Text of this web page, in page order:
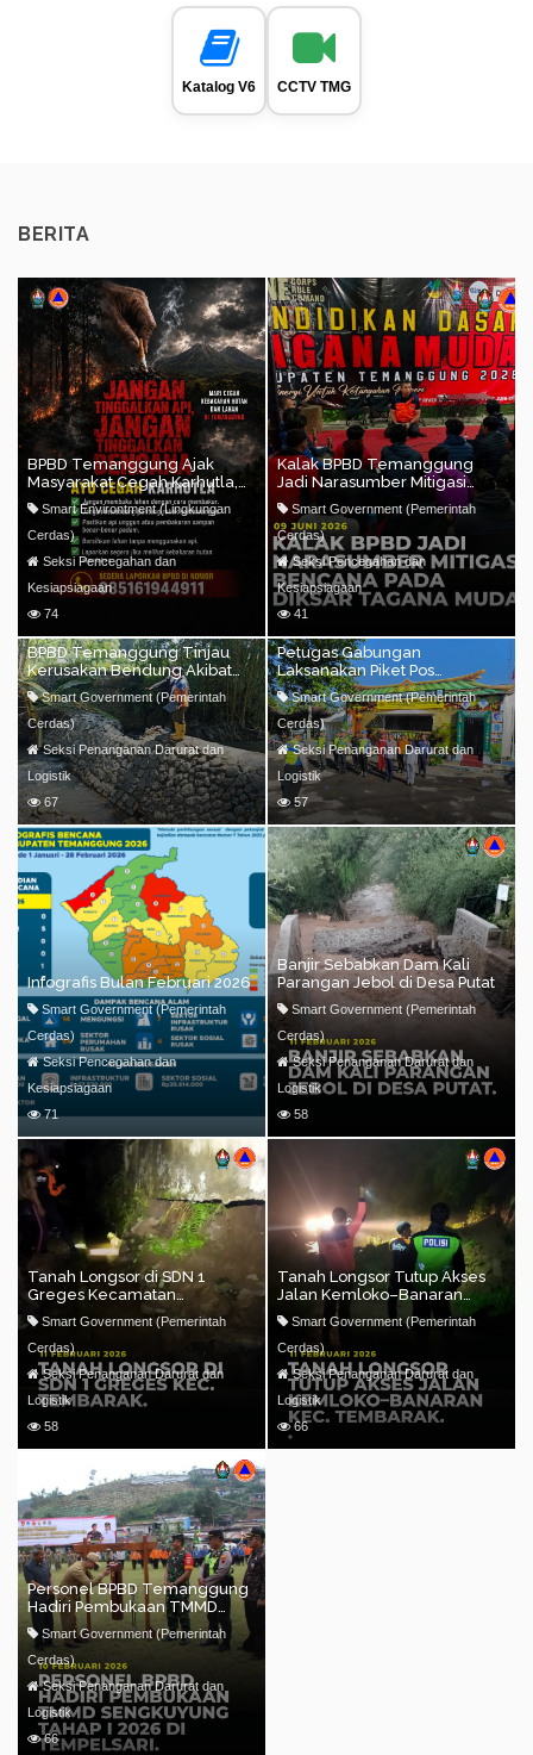
Katalog V6 CCTV TMG
BERITA
BPBD Temanggung Ajak
Masyarakat Cegah Karhutla,
Lindungi Hutan dan Sumber
Mata Air
Smart Environtment (Lingkungan
Cerdas)
Seksi Pencegahan dan
Kesiapsiagaan
74
Kalak BPBD Temanggung
Jadi Narasumber Mitigasi
Bencana pada Pendidikan
Dasar Tagana Muda
Smart Government (Pemerintah
Cerdas)
Seksi Pencegahan dan
Kesiapsiagaan
41
BPBD Temanggung Tinjau
Kerusakan Bendung Akibat
Banjir di Desa Batursari
Candiroto
Smart Government (Pemerintah
Cerdas)
Seksi Penanganan Darurat dan
Logistik
67
Petugas Gabungan
Laksanakan Piket Pos
Pengamanan Lebaran 2026 di
Rest Area Nglarangan
Smart Government (Pemerintah
Cerdas)
Seksi Penanganan Darurat dan
Logistik
57
Infografis Bulan Februari 2026
Smart Government (Pemerintah
Cerdas)
Seksi Pencegahan dan
Kesiapsiagaan
71
Banjir Sebabkan Dam Kali
Parangan Jebol di Desa Putat
Smart Government (Pemerintah
Cerdas)
Seksi Penanganan Darurat dan
Logistik
58
Tanah Longsor di SDN 1
Greges Kecamatan
Tembarak
Smart Government (Pemerintah
Cerdas)
Seksi Penanganan Darurat dan
Logistik
58
Tanah Longsor Tutup Akses
Jalan Kemloko–Banaran
Kecamatan Tembarak
Smart Government (Pemerintah
Cerdas)
Seksi Penanganan Darurat dan
Logistik
66
Personel BPBD Temanggung
Hadiri Pembukaan TMMD
Sengkuyung Tahap I 2026 di
Tempelsari
Smart Government (Pemerintah
Cerdas)
Seksi Penanganan Darurat dan
Logistik
66